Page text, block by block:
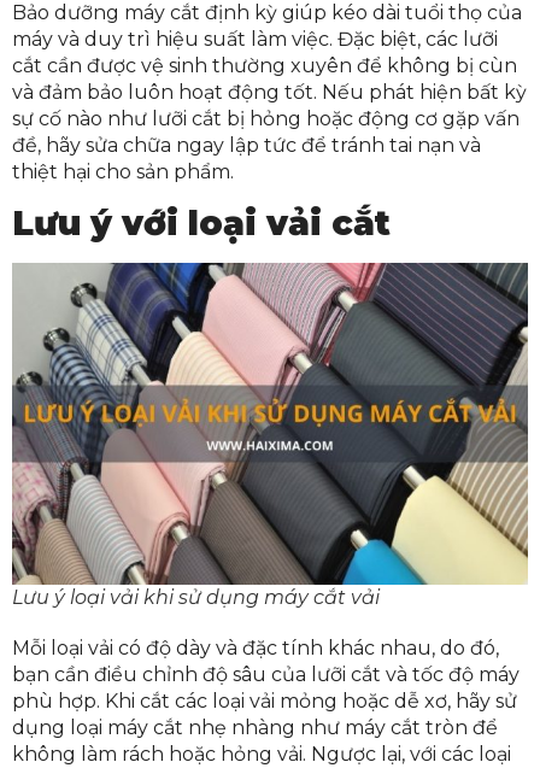
Bảo dưỡng máy cắt định kỳ giúp kéo dài tuổi thọ của
máy và duy trì hiệu suất làm việc. Đặc biệt, các lưỡi
cắt cần được vệ sinh thường xuyên để không bị cùn
và đảm bảo luôn hoạt động tốt. Nếu phát hiện bất kỳ
sự cố nào như lưỡi cắt bị hỏng hoặc động cơ gặp vấn
đề, hãy sửa chữa ngay lập tức để tránh tai nạn và
thiệt hại cho sản phẩm.
Lưu ý với loại vải cắt
Lưu ý loại vải khi sử dụng máy cắt vải
Mỗi loại vải có độ dày và đặc tính khác nhau, do đó,
bạn cần điều chỉnh độ sâu của lưỡi cắt và tốc độ máy
phù hợp. Khi cắt các loại vải mỏng hoặc dễ xơ, hãy sử
dụng loại máy cắt nhẹ nhàng như máy cắt tròn để
không làm rách hoặc hỏng vải. Ngược lại, với các loại